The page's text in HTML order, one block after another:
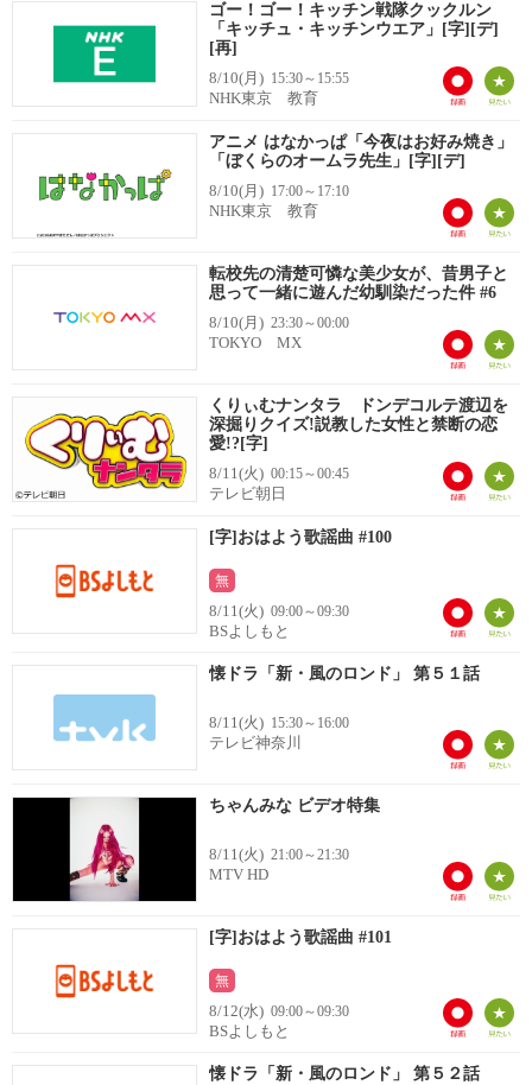
ゴー！ゴー！キッチン戦隊クックルン
「キッチュ・キッチンウエア」[字][デ]
[再]
8/10(月) 15:30～15:55
NHK東京 教育
アニメ はなかっぱ「今夜はお好み焼き」
「ぼくらのオームラ先生」[字][デ]
8/10(月) 17:00～17:10
NHK東京 教育
転校先の清楚可憐な美少女が、昔男子と
思って一緒に遊んだ幼馴染だった件 #6
8/10(月) 23:30～00:00
TOKYO MX
くりぃむナンタラ ドンデコルテ渡辺を
深掘りクイズ!説教した女性と禁断の恋
愛!?[字]
8/11(火) 00:15～00:45
テレビ朝日
[字]おはよう歌謡曲 #100
無
8/11(火) 09:00～09:30
BSよしもと
懐ドラ「新・風のロンド」 第５１話
8/11(火) 15:30～16:00
テレビ神奈川
ちゃんみな ビデオ特集
8/11(火) 21:00～21:30
MTV HD
[字]おはよう歌謡曲 #101
無
8/12(水) 09:00～09:30
BSよしもと
懐ドラ「新・風のロンド」 第５２話